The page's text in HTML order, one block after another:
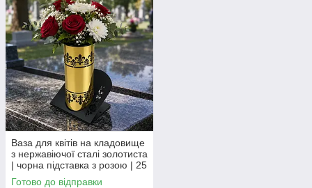
Ваза для квітів на кладовище
з нержавіючої сталі золотиста
| чорна підставка з розою | 25
см Опис товару
Готово до відправки